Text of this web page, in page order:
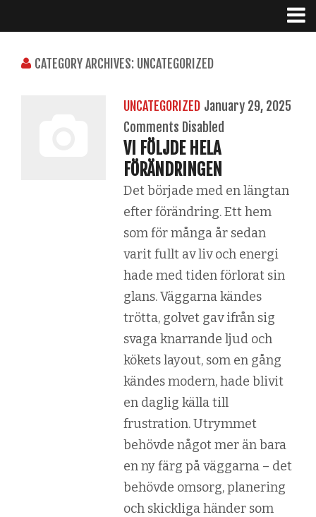
CATEGORY ARCHIVES: UNCATEGORIZED
UNCATEGORIZED January 29, 2025
Comments Disabled
VI FÖLJDE HELA
FÖRÄNDRINGEN
Det började med en längtan
efter förändring. Ett hem
som för många år sedan
varit fullt av liv och energi
hade med tiden förlorat sin
glans. Väggarna kändes
trötta, golvet gav ifrån sig
svaga knarrande ljud och
kökets layout, som en gång
kändes modern, hade blivit
en daglig källa till
frustration. Utrymmet
behövde något mer än bara
en ny färg på väggarna – det
behövde omsorg, planering
och skickliga händer som